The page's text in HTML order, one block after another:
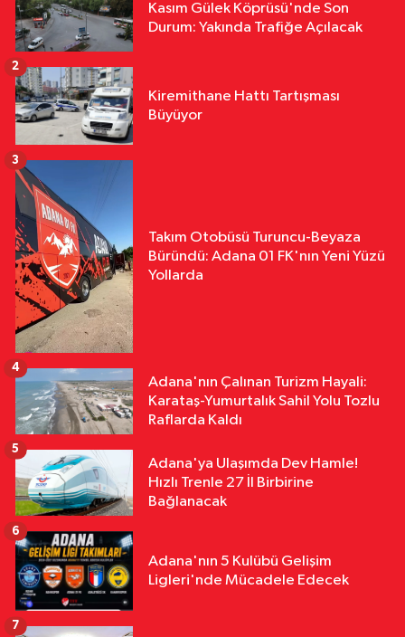
Kasım Gülek Köprüsü'nde Son
Durum: Yakında Trafiğe Açılacak
Kiremithane Hattı Tartışması
Büyüyor
2
Takım Otobüsü Turuncu-Beyaza
Büründü: Adana 01 FK'nın Yeni Yüzü
Yollarda
3
Adana'nın Çalınan Turizm Hayali:
Karataş-Yumurtalık Sahil Yolu Tozlu
Raflarda Kaldı
4
Adana'ya Ulaşımda Dev Hamle!
Hızlı Trenle 27 İl Birbirine
Bağlanacak
5
Adana'nın 5 Kulübü Gelişim
Ligleri'nde Mücadele Edecek
6
7